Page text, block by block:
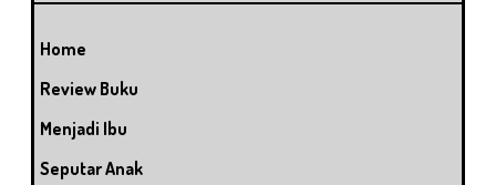
Home
Review Buku
Menjadi Ibu
Seputar Anak